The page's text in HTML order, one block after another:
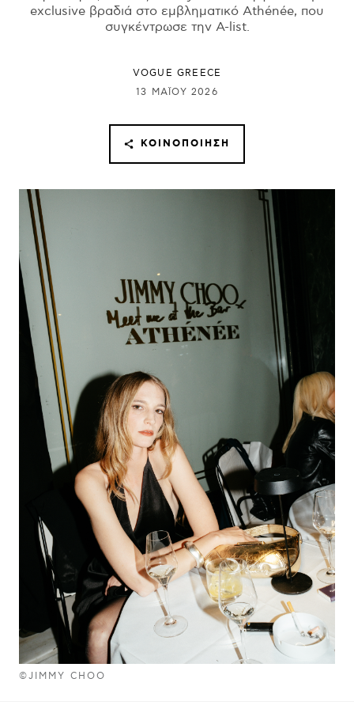
©JIMMY CHOO
exclusive βραδιά στο εμβληματικό Athénée, που
συγκέντρωσε την A-list.
VOGUE GREECE
13 ΜΑΪ́ΟΥ 2026
ΚΟΙΝΟΠΟΊΗΣΗ